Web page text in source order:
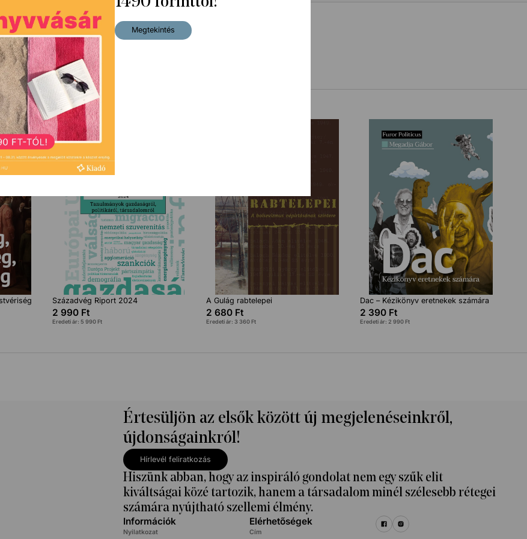
Századvég Riport 2024
2 990 Ft
Eredeti ár: 5 990Ft
A Gulág rabtelepei
2 680 Ft
Eredeti ár: 3 360Ft
Dac – Kézikönyv eretnekek számára
2 390 Ft
Eredeti ár: 2 990Ft
Értesüljön az elsők között új megjelenéseinkről,
újdonságainkról!
Hírlevél feliratkozás
Hiszünk abban, hogy az inspiráló gondolat nem egy szűk elit
kiváltságai közé tartozik, hanem a társadalom minél szélesebb rétegei
számára nyújtható szellemi élmény.
Információk
Nyilatkozat
Elérhetőségek
Cím
Megtekintés